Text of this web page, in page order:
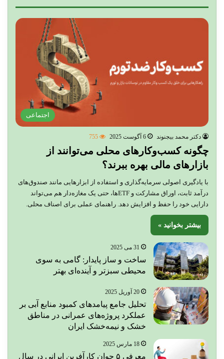
مروری بر اتفاقات مهم فرهنگی سال ۱۴۰۳
اجتماعی
دکتر محمد بیجنوند 6 آگوست 2025 755
چگونه کسب‌وکارهای محلی می‌توانند از
بازارهای مالی بهره ببرند؟
با یادگیری اصولی سرمایه‌گذاری و استفاده از ابزارهایی مانند صندوق‌های
درآمد ثابت، اوراق مشارکت و ETFها، حتی یک مغازه‌دار هم می‌تواند
دارایی خود را حفظ و افزایش دهد. راهنمای عملی برای اصناف محلی.
بیشتر بخوانید »
31 می 2025
ساخت و ساز پایدار: گامی به سوی
محیطی سبزتر و آینده‌ای بهتر
20 آوریل 2025
تحلیل جامع پیامدهای کمبود منابع آبی بر
عملکرد پروژه‌های عمرانی در مناطق
خشک و نیمه‌خشک ایران
18 مارس 2025
معرفی ۵ جوان کارآفرین ایرانی در سال